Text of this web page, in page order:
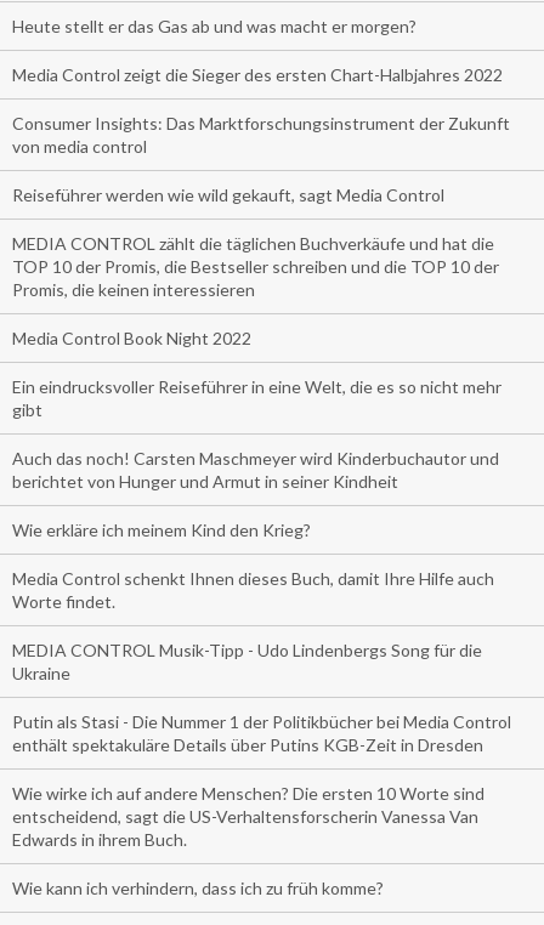
Heute stellt er das Gas ab und was macht er morgen?
Media Control zeigt die Sieger des ersten Chart-Halbjahres 2022
Consumer Insights: Das Marktforschungsinstrument der Zukunft
von media control
Reiseführer werden wie wild gekauft, sagt Media Control
MEDIA CONTROL zählt die täglichen Buchverkäufe und hat die
TOP 10 der Promis, die Bestseller schreiben und die TOP 10 der
Promis, die keinen interessieren
Media Control Book Night 2022
Ein eindrucksvoller Reiseführer in eine Welt, die es so nicht mehr
gibt
Auch das noch! Carsten Maschmeyer wird Kinderbuchautor und
berichtet von Hunger und Armut in seiner Kindheit
Wie erkläre ich meinem Kind den Krieg?
Media Control schenkt Ihnen dieses Buch, damit Ihre Hilfe auch
Worte findet.
MEDIA CONTROL Musik-Tipp - Udo Lindenbergs Song für die
Ukraine
Putin als Stasi - Die Nummer 1 der Politikbücher bei Media Control
enthält spektakuläre Details über Putins KGB-Zeit in Dresden
Wie wirke ich auf andere Menschen? Die ersten 10 Worte sind
entscheidend, sagt die US-Verhaltensforscherin Vanessa Van
Edwards in ihrem Buch.
Wie kann ich verhindern, dass ich zu früh komme?